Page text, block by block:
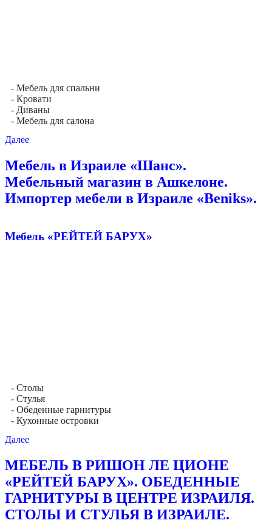
- Мебель для спальни
- Кровати
- Диваны
- Мебель для салона
Далее
Мебель в Израиле «Шанс».
Мебельный магазин в Ашкелоне.
Импортер мебели в Израиле «Beniks».
Мебель «РЕЙТЕЙ БАРУХ»
- Столы
- Стулья
- Обеденные гарнитуры
- Кухонные островки
Далее
МЕБЕЛЬ В РИШОН ЛЕ ЦИОНЕ
«РЕЙТЕЙ БАРУХ». ОБЕДЕННЫЕ
ГАРНИТУРЫ В ЦЕНТРЕ ИЗРАИЛЯ.
СТОЛЫ И СТУЛЬЯ В ИЗРАИЛЕ.